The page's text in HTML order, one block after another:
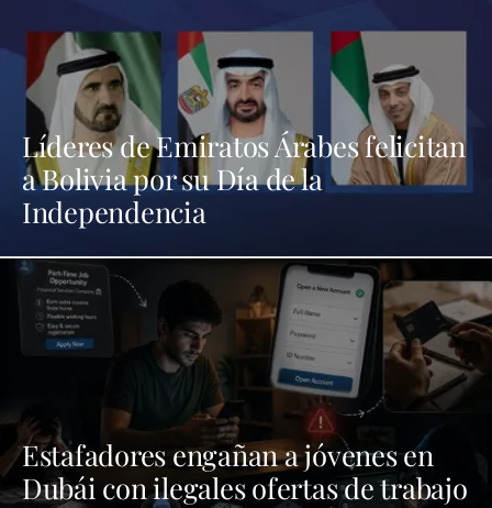
Líderes de Emiratos Árabes felicitan
a Bolivia por su Día de la
Independencia
Estafadores engañan a jóvenes en
Dubái con ilegales ofertas de trabajo